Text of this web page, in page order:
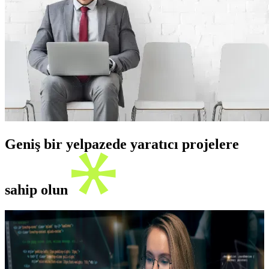
Geniş bir yelpazede yaratıcı projelere
sahip olun